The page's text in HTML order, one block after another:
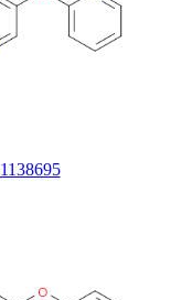
1138695